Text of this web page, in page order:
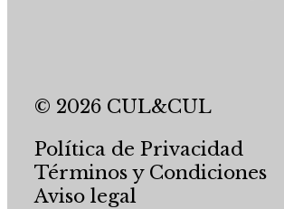
© 2026 CUL&CUL
Política de Privacidad
Términos y Condiciones
Aviso legal